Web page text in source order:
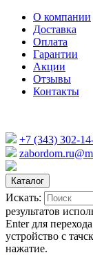
О компании
Доставка
Оплата
Гарантии
Акции
Отзывы
Контакты
+7 (343) 302-
Каталог
Искать:
результатов
Enter для
устройство с
нажатие.